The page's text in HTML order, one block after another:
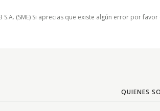
(SME) Si aprecias que existe algún error por
QUIENES